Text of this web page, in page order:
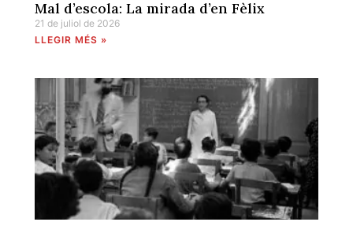
Mal d’escola: La mirada d’en Fèlix
21 de juliol de 2026
LLEGIR MÉS »